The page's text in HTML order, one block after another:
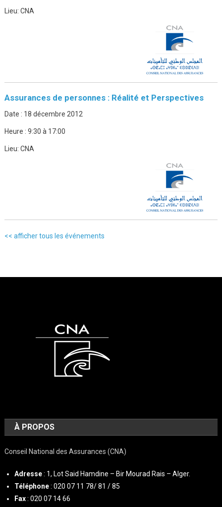
Lieu: CNA
Assurances de personnes : Réalité et Perspectives
Date : 18 décembre 2012
Heure : 9:30 à 17:00
Lieu: CNA
<< afficher tous les événements
À PROPOS
Conseil National des Assurances (CNA)
Adresse: 1, Lot Said Hamdine – Bir Mourad Rais – Alger.
Téléphone: 020 07 11 78/ 81 / 85
Fax: 020 07 14 66